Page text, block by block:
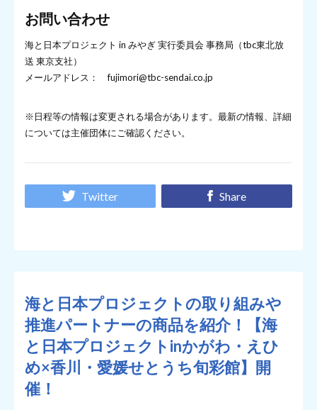
お問い合わせ
海と日本プロジェクト in みやぎ 実行委員会 事務局（tbc東北放
送 東京支社）
メールアドレス： fujimori@tbc-sendai.co.jp
※日程等の情報は変更される場合があります。最新の情報、詳細
については主催団体にご確認ください。
Twitter Share
海と日本プロジェクトの取り組みや
推進パートナーの商品を紹介！【海
と日本プロジェクトinかがわ・えひ
め×香川・愛媛せとうち旬彩館】開
催！